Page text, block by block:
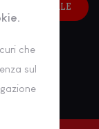
DIRIGENZIALE
che
sul